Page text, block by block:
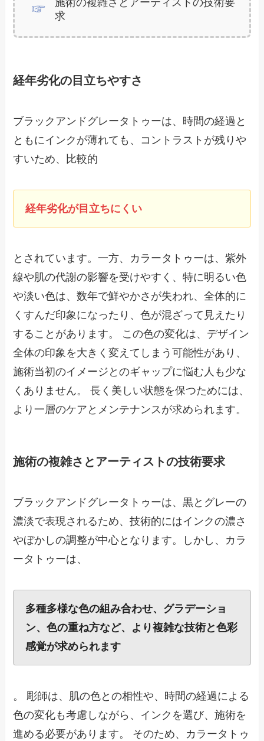
施術の複雑さとアーティストの技術要
求
経年劣化の目立ちやすさ
ブラックアンドグレータトゥーは、時間の経過と
ともにインクが薄れても、コントラストが残りや
すいため、比較的
経年劣化が目立ちにくい
とされています。一方、カラータトゥーは、紫外
線や肌の代謝の影響を受けやすく、特に明るい色
や淡い色は、数年で鮮やかさが失われ、全体的に
くすんだ印象になったり、色が混ざって見えたり
することがあります。 この色の変化は、デザイン
全体の印象を大きく変えてしまう可能性があり、
施術当初のイメージとのギャップに悩む人も少な
くありません。 長く美しい状態を保つためには、
より一層のケアとメンテナンスが求められます。
施術の複雑さとアーティストの技術要求
ブラックアンドグレータトゥーは、黒とグレーの
濃淡で表現されるため、技術的にはインクの濃さ
やぼかしの調整が中心となります。しかし、カラ
ータトゥーは、
多種多様な色の組み合わせ、グラデーショ
ン、色の重ね方など、より複雑な技術と色彩
感覚が求められます
。 彫師は、肌の色との相性や、時間の経過による
色の変化も考慮しながら、インクを選び、施術を
進める必要があります。 そのため、カラータトゥ